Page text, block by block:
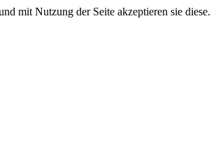
mit Nutzung der Seite akzeptieren sie diese.